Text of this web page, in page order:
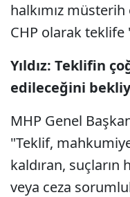
halkımız
CHP olarak
Yıldız: Teklifin
edileceğini
MHP Genel Başkan
"Teklif,
kaldıran,
veya ceza